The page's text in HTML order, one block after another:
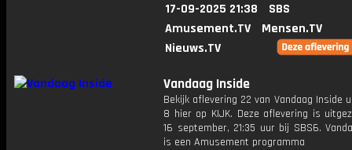
17-09-2025 21:38
SBS
Amusement.TV
Mensen.TV
Nieuws.TV
Vandaag Inside
Bekijk aflevering 22 van Vandaag Inside
8 hier op KIJK. Deze aflevering is
16 september, 21:35 uur bij SBS6.
is een Amusement programma